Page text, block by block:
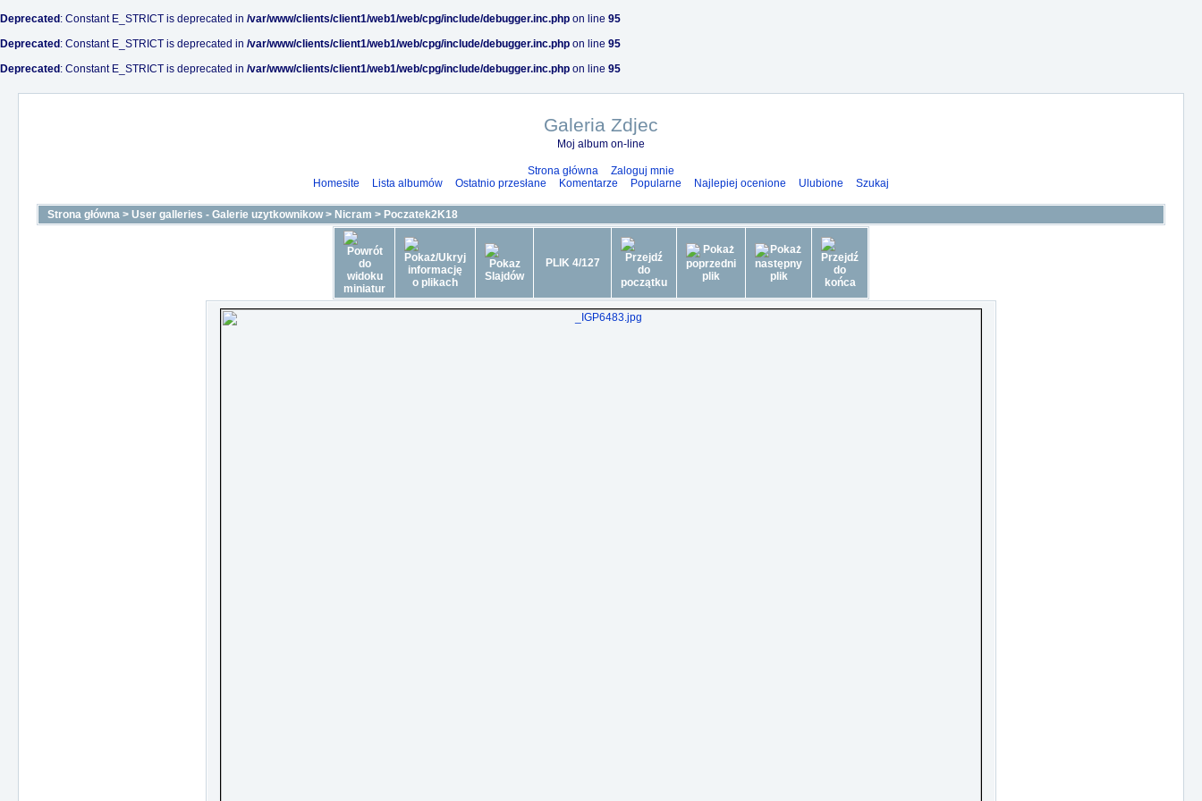
Deprecated : Constant E_STRICT is deprecated in /var/www/clients/client1/web1/web/cpg/include/debugger.inc.php on line 95
Deprecated : Constant E_STRICT is deprecated in /var/www/clients/client1/web1/web/cpg/include/debugger.inc.php on line 95
Deprecated : Constant E_STRICT is deprecated in /var/www/clients/client1/web1/web/cpg/include/debugger.inc.php on line 95
Galeria Zdjec
Moj album on-line
Strona główna
Zaloguj mnie
Homesite
Lista albumów Ostatnio przesłane Komentarze Popularne Najlepiej ocenione Ulubione Szukaj
Strona główna > User galleries - Galerie uzytkownikow> Nicram > Poczatek2K18
PLIK 4/127